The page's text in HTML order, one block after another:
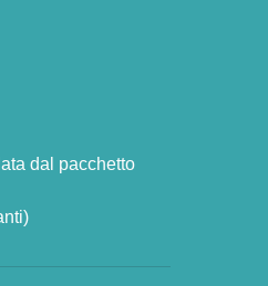
dal pacchetto